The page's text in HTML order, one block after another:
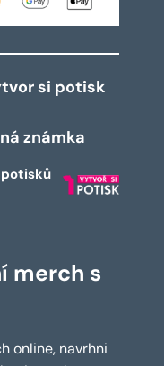
si potisk
známka
merch s
online, navrhni